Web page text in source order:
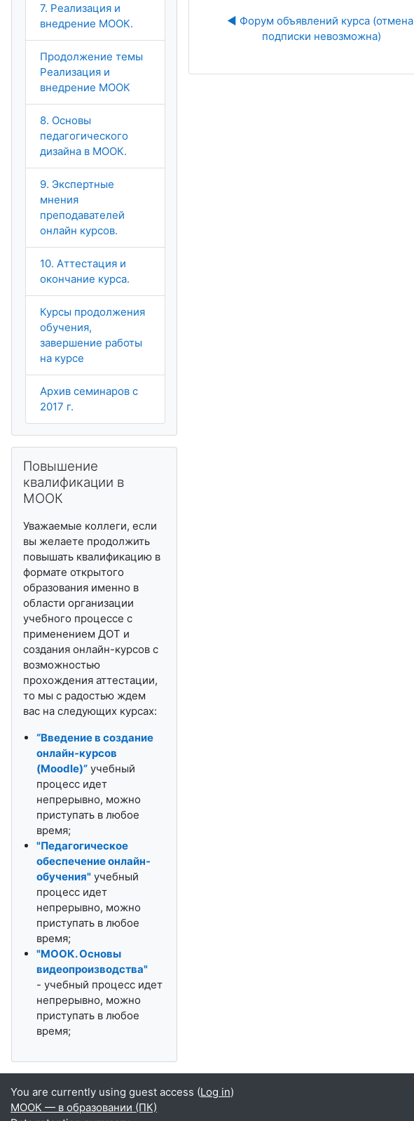
◀︎ Форум объявлений курса (отмена
подписки невозможна)
7. Реализация и
внедрение МООК.
Продолжение темы
Реализация и
внедрение МООК
8. Основы
педагогического
дизайна в МООК.
9. Экспертные
мнения
преподавателей
онлайн курсов.
10. Аттестация и
окончание курса.
Курсы продолжения
обучения,
завершение работы
на курсе
Архив семинаров с
2017 г.
Повышение
квалификации в
МООК
Уважаемые коллеги, если
вы желаете продолжить
повышать квалификацию в
формате открытого
образования именно в
области организации
учебного процессе с
применением ДОТ и
создания онлайн-курсов с
возможностью
прохождения аттестации,
то мы с радостью ждем
вас на следующих курсах:
“Введение в создание
онлайн-курсов
(Moodle)” учебный
процесс идет
непрерывно, можно
приступать в любое
время;
"Педагогическое
обеспечение онлайн-
обучения" учебный
процесс идет
непрерывно, можно
приступать в любое
время;
"МООК. Основы
видеопроизводства"
- учебный процесс идет
непрерывно, можно
приступать в любое
время;
You are currently using guest access (Log in)
МООК — в образовании (ПК)